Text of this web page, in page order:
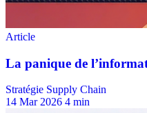
Stratégie Supply Chain
14 Mar 2026 4 min